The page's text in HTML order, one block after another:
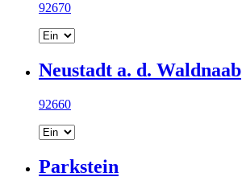
92670
Neustadt a. d. Waldnaab
92660
Parkstein